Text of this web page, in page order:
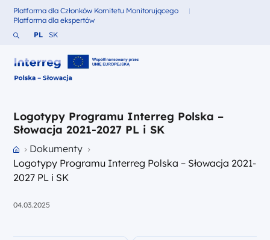
Fundusze dla
Platforma dla Członków Komitetu Monitorującego
Fundusze dla
Platforma dla ekspertów
Szukaj w serwisie
Zmień język na Polski
PL Zmień język na Słowacki
SK
Logotypy Programu Interreg Polska –
Słowacja 2021-2027 PL i SK
Przejdź do strony głównej portalu
Dokumenty
Logotypy Programu Interreg Polska – Słowacja 2021-
2027 PL i SK
04.03.2025